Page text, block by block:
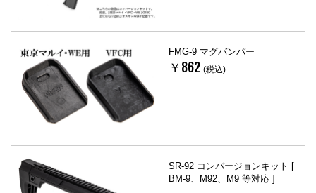
FMG-9 マグバンパー
￥862 (税込)
SR-92 コンバージョンキット [
BM-9、M92、M9 等対応 ]